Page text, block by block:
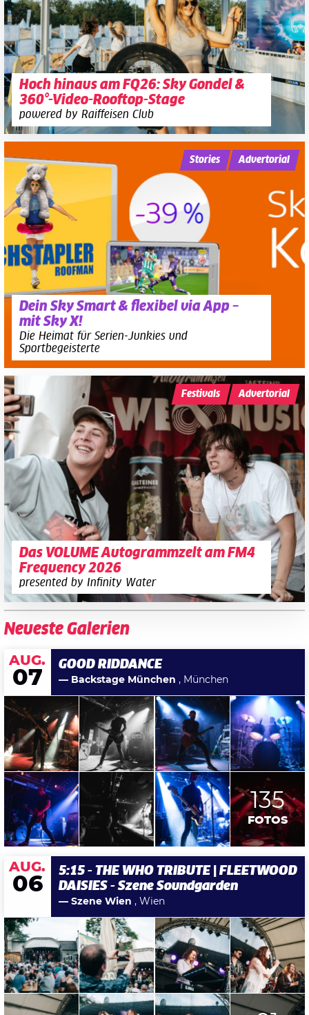
Hoch hinaus am FQ26: Sky Gondel &
360°-Video-Rooftop-Stage
powered by Raiffeisen Club
Dein Sky Smart & flexibel via App –
mit Sky X!
Die Heimat für Serien-Junkies und
Sportbegeisterte
Stories Advertorial
Das VOLUME Autogrammzelt am FM4
Frequency 2026
presented by Infinity Water
Festivals Advertorial
Neueste Galerien
AUG.
07
GOOD RIDDANCE
— Backstage München , München
135
FOTOS
AUG.
06
5:15 - THE WHO TRIBUTE | FLEETWOOD
DAISIES - Szene Soundgarden
— Szene Wien , Wien